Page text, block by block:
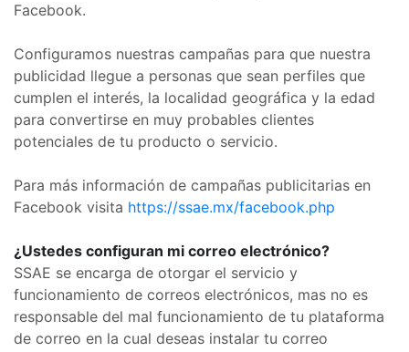
Facebook.
Configuramos nuestras campañas para que nuestra
publicidad llegue a personas que sean perfiles que
cumplen el interés, la localidad geográfica y la edad
para convertirse en muy probables clientes
potenciales de tu producto o servicio.
Para más información de campañas publicitarias en
Facebook visita https://ssae.mx/facebook.php
¿Ustedes configuran mi correo electrónico?
SSAE se encarga de otorgar el servicio y
funcionamiento de correos electrónicos, mas no es
responsable del mal funcionamiento de tu plataforma
de correo en la cual deseas instalar tu correo